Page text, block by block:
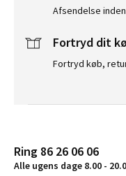
Afsendelse
Fortryd dit
Fortryd køb,
Ring 86 26 06 06
Alle ugens dage 8.00 -